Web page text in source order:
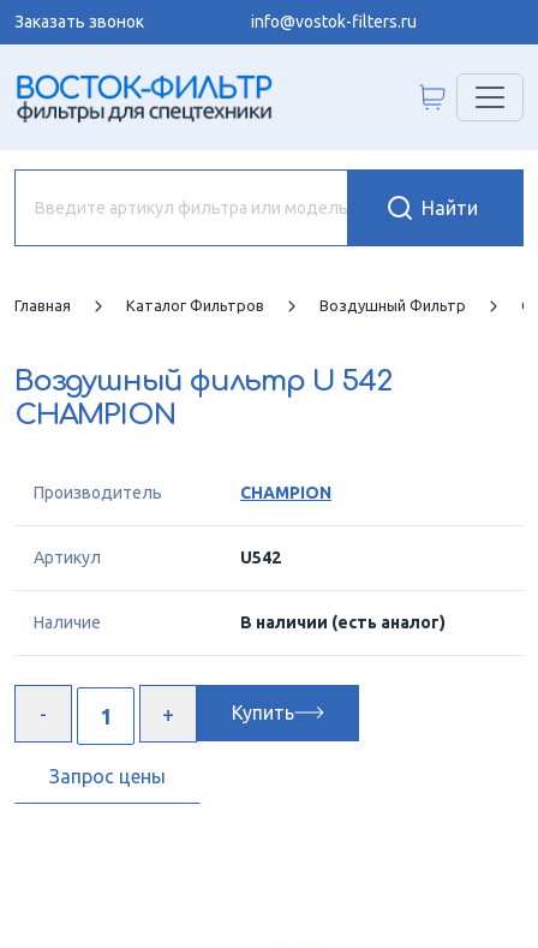
Заказать звонок info@vostok-filters.ru
Главная Каталог Фильтров Воздушный Фильтр
Воздушный фильтр U 542
CHAMPION
Производитель CHAMPION
Артикул U542
Наличие В наличии (есть аналог)
Купить
Запрос цены